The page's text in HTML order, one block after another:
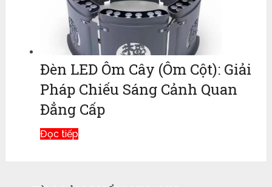
Đèn LED Ôm Cây (Ôm Cột): Giải
Pháp Chiếu Sáng Cảnh Quan
Đẳng Cấp
Đọc tiếp